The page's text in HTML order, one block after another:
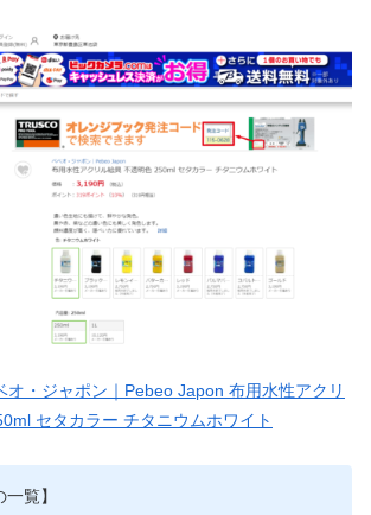
オ・ジャポン｜Pebeo Japon 布用水性アクリ
セタカラー チタニウムホワイト
覧】